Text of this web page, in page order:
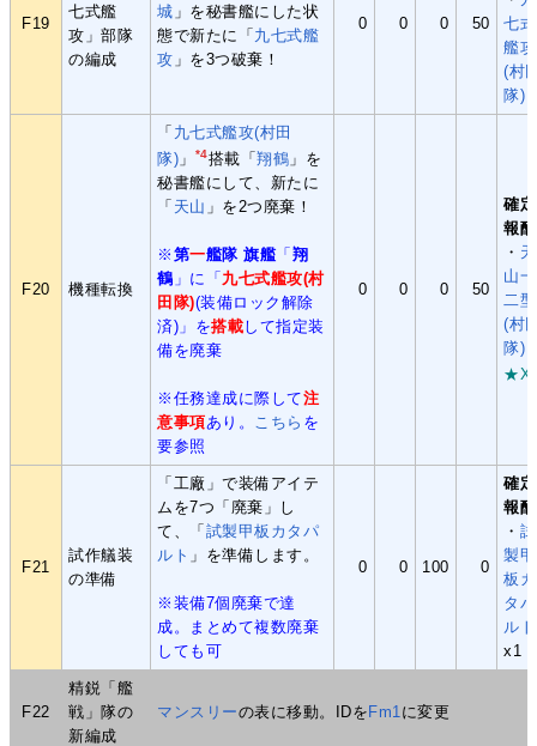
F19
七式艦
攻」部隊
の編成
城 」を秘書艦にした状
態で新たに「九七式艦
攻 」を3つ破棄！
0 0 0 50
七式
艦攻
(村
隊)
F20 機種転換
「 九七式艦攻(村田
隊) 」 *4搭載「翔鶴 」を
秘書艦にして、新たに
「 天山 」を2つ廃棄！
※ 第一艦隊 旗艦「 翔
鶴 」に「 九七式艦攻(村
田隊)(装備ロック解除
済)」を搭載して指定装
備を廃棄
※任務達成に際して注
意事項あり。 こちら を
要参照
0 0 0 50
確定
報酬
・ 天
山一
二型
(村
隊)
★X
F21
試作艤装
の準備
「工廠」で装備アイテ
ムを7つ「廃棄」し
て、「試製甲板カタパ
ルト 」を準備します。
※装備7個廃棄で達
成。まとめて複数廃棄
しても可
0 0 100 0
確定
報酬
・ 試
製甲
板カ
タパ
ルト
x1
F22
精鋭「艦
戦」隊の
新編成
マンスリーの表に移動。IDをFm1 に変更